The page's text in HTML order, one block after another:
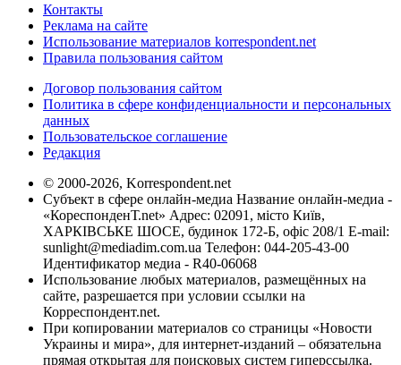
Контакты
Реклама на сайте
Использование материалов korrespondent.net
Правила пользования сайтом
Договор пользования сайтом
Политика в сфере конфиденциальности и персональных
данных
Пользовательское соглашение
Редакция
© 2000-2026, Korrespondent.net
Субъект в сфере онлайн-медиа Название онлайн-медиа -
«КореспонденТ.net» Адрес: 02091, місто Київ,
ХАРКІВСЬКЕ ШОСЕ, будинок 172-Б, офіс 208/1 E-mail:
sunlight@mediadim.com.ua Телефон: 044-205-43-00
Идентификатор медиа - R40-06068
Использование любых материалов, размещённых на
сайте, разрешается при условии ссылки на
Корреспондент.net.
При копировании материалов со страницы «Новости
Украины и мира», для интернет-изданий – обязательна
прямая открытая для поисковых систем гиперссылка.